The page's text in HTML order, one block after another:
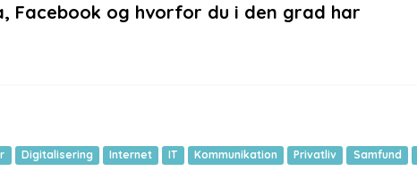
Facebook og hvorfor du i den grad har
Digitalisering Internet IT Kommunikation Privatliv Samfund